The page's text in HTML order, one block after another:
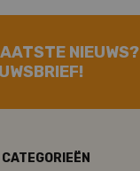
NIEUWS?
CATEGORIEËN